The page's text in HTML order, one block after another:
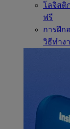
โลจิสติ
ฟรี
การฝึก
วิธีทำง